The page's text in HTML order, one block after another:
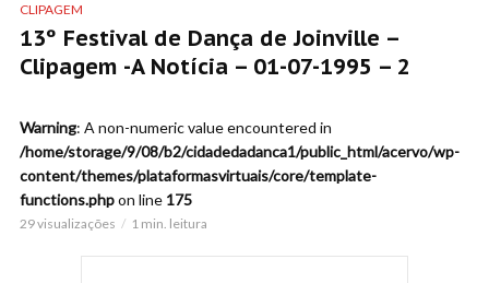
CLIPAGEM
13º Festival de Dança de Joinville –
Clipagem -A Notícia – 01-07-1995 – 2
Warning: A non-numeric value encountered in
/home/storage/9/08/b2/cidadedadanca1/public_html/acervo/wp-
content/themes/plataformasvirtuais/core/template-
functions.phpon line 175
29 visualizações 1 min. leitura